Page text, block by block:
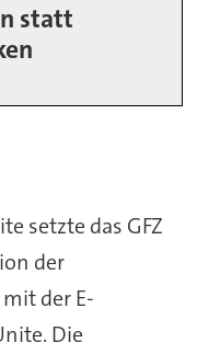
statt
setzte das GFZ
der
der E-
Die